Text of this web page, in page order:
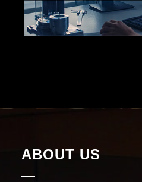
ABOUT US